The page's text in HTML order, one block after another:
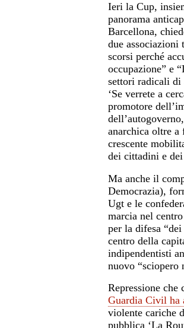
Ieri la Cup,
panorama
Barcellona,
due associazioni
scorsi perché
occupazione” e
settori radicali di
‘Se verrete a
promotore
anarchica oltre a
crescente
dei cittadini e
Ma anche il
Democrazia),
Ugt e le
marcia nel
per la difesa
centro della
indipendentisti
nuovo “sciopero
Repressione
Guardia Civil ha
violente cariche
pubblica ‘La